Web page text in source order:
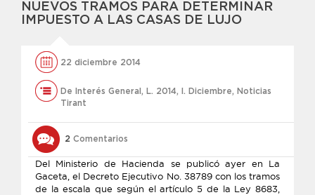
NUEVOS TRAMOS PARA DETERMINAR
IMPUESTO A LAS CASAS DE LUJO
22 diciembre 2014
De Interés General , L. 2014, l. Diciembre, Noticias
Tirant
2 Comentarios
Del Ministerio de Hacienda se publicó ayer en La
Gaceta, el Decreto Ejecutivo No. 38789 con los tramos
de la escala que según el artículo 5 de la Ley 8683,